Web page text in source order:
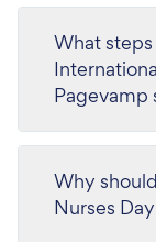
What
Pagevamp
Why
Nurses